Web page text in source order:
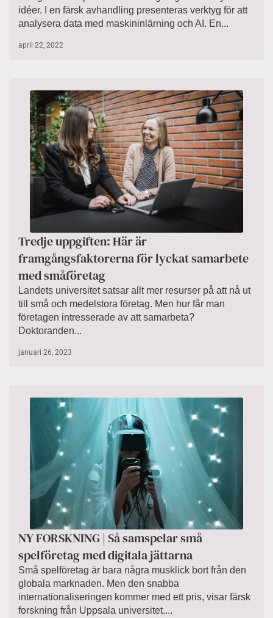
idéer. I en färsk avhandling presenteras verktyg för att
analysera data med maskininlärning och AI. En...
april 22, 2022
Tredje uppgiften: Här är
framgångsfaktorerna för lyckat samarbete
med småföretag
Landets universitet satsar allt mer resurser på att nå ut
till små och medelstora företag. Men hur får man
företagen intresserade av att samarbeta?
Doktoranden...
januari 26, 2023
NY FORSKNING | Så samspelar små
spelföretag med digitala jättarna
Små spelföretag är bara några musklick bort från den
globala marknaden. Men den snabba
internationaliseringen kommer med ett pris, visar färsk
forskning från Uppsala universitet....